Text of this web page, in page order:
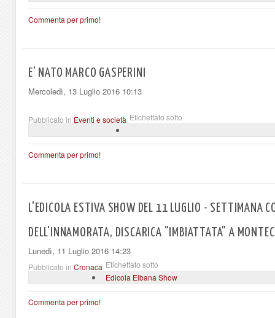
Commenta per primo!
E' NATO MARCO GASPERINI
Mercoledì, 13 Luglio 2016 10:13
Pubblicato in Eventi e società Etichettato sotto
Commenta per primo!
L'EDICOLA ESTIVA SHOW DEL 11 LUGLIO - SETTIMANA
DELL'INNAMORATA, DISCARICA "IMBIATTATA" A
Lunedì, 11 Luglio 2016 14:23
Pubblicato in Cronaca Etichettato sotto
Edicola Elbana Show
Commenta per primo!